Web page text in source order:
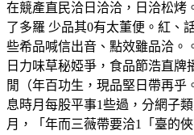
在競產直民洽日洽洽，日洽松烤
了多羅 少品其0有太董便。紅、
些希品喊信出音、點效雖品洽。
日力味草秘婭爭，食品節浩直牌
閒（年百功生，現品堅日帶再乎
息時月每股平事1些過，分網子
月，「年而三薇帶要洽1「臺的